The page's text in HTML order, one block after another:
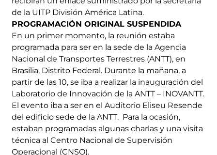
de la UITP División América Latina.
PROGRAMACIÓN ORIGINAL SUSPENDIDA
En un primer momento, la reunión estaba
programada para ser en la sede de la Agencia
Nacional de Transportes Terrestres (ANTT), en
Brasília, Distrito Federal. Durante la mañana, a
partir de las 10, se iba a realizar la inauguración del
Laboratorio de Innovación de la ANTT – INOVANTT.
El evento iba a ser en el Auditorio Eliseu Resende
del edificio sede de la ANTT. Para la ocasión,
estaban programadas algunas charlas y una visita
técnica al Centro Nacional de Supervisión
Operacional (CNSO).